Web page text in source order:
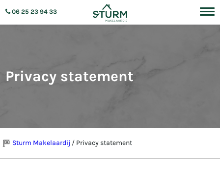
06 25 23 94 33
Privacy statement
Sturm Makelaardij / Privacy statement